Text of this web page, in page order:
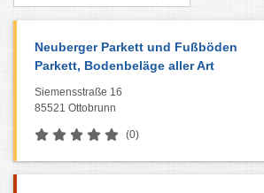
Neuberger Parkett und Fußböden
Parkett, Bodenbeläge aller Art
Siemensstraße 16
85521 Ottobrunn
(0)